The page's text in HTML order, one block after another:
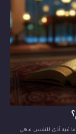
يحرم كل ما فيه أذى للنفس ماهي